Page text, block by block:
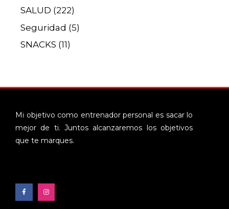
SALUD (222)
Seguridad (5)
SNACKS (11)
Mi objetivo como entrenador personal es sacar lo
mejor de ti. Juntos alcanzaremos los objetivos
que te marques.